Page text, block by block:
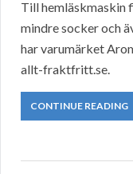
Till hemläskmaskin
mindre socker och
har varumärket
allt-fraktfritt.se.
CONTINUE READING